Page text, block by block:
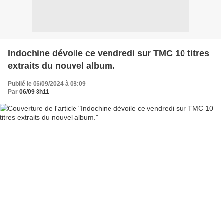
Indochine dévoile ce vendredi sur TMC 10 titres
extraits du nouvel album.
Publié le 06/09/2024 à 08:09
Par 06/09 8h11